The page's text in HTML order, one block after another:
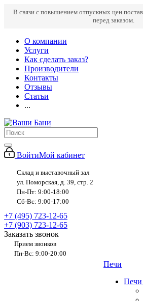
В связи с повышением отпускных цен
перед заказом.
О компании
Услуги
Как сделать заказ?
Производители
Контакты
Отзывы
Статьи
...
ВойтиМой кабинет
Склад и выставочный зал
ул. Поморская, д. 39, стр. 2
Пн-Пт: 9:00-18:00
Сб-Вс: 9:00-17:00
+7 (495) 723-12-65
+7 (903) 723-12-65
Заказать звонок
Прием звонков
Пн-Вс: 9:00-20:00
Печи
Печи